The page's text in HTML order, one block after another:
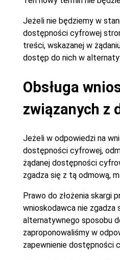
Jeżeli nie będziemy w
dostępności cyfrowej
treści, wskazanej w
dostęp do nich w
Obsługa
związanych z
Jeżeli w odpowiedzi na
dostępności cyfrowej,
żądanej dostępności
zgadza się z tą odmową,
Prawo do złożenia skargi
wnioskodawca nie zgadza
alternatywnego sposobu
zaproponowaliśmy w
zapewnienie dostępności